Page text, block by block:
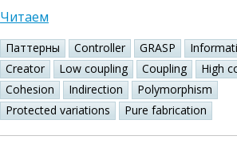
Читаем
Паттерны Controller GRASP
Creator
Low coupling Coupling
High
Cohesion
Indirection
Polymorphism
Protected variations
Pure fabrication